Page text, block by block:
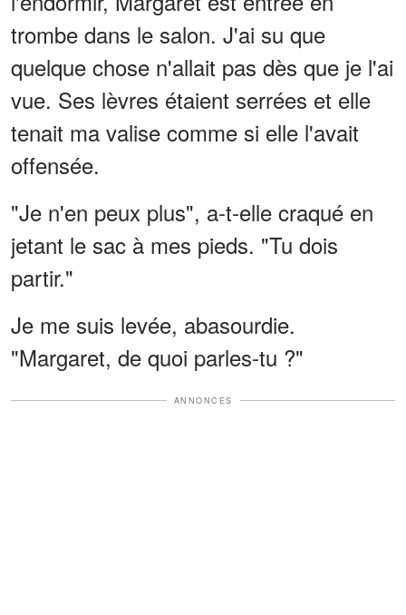
trombe dans le salon. J'ai su que
quelque chose n'allait pas dès que je l'ai
vue. Ses lèvres étaient serrées et elle
tenait ma valise comme si elle l'avait
offensée.
"Je n'en peux plus", a-t-elle craqué en
jetant le sac à mes pieds. "Tu dois
partir."
Je me suis levée, abasourdie.
"Margaret, de quoi parles-tu ?"
ANNONCES